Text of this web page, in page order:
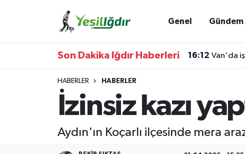
Genel Gündem
Son Dakika Iğdır Haberleri 16:12 Van'da
HABERLER HABERLER
İzinsiz kazı
Aydın'ın Koçarlı ilçesinde mera
İğdir Namaz Vakitleri
Iğdır Trafik Yoğunluk Haritası
Süper Lig Puan Durumu ve Fikstür